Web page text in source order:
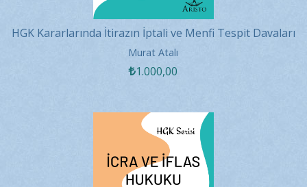
HGK Kararlarında İtirazın İptali ve Menfi Tespit Davaları
2022
Murat Atalı
1.000,00